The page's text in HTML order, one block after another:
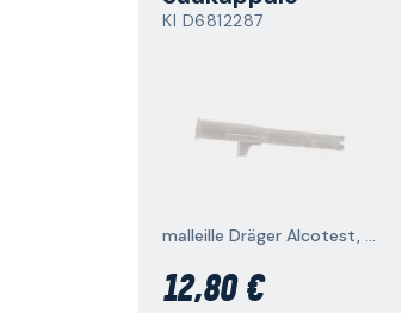
KI D6812287
malleille Dräger Alcotest, 10 kpl
12,80 €